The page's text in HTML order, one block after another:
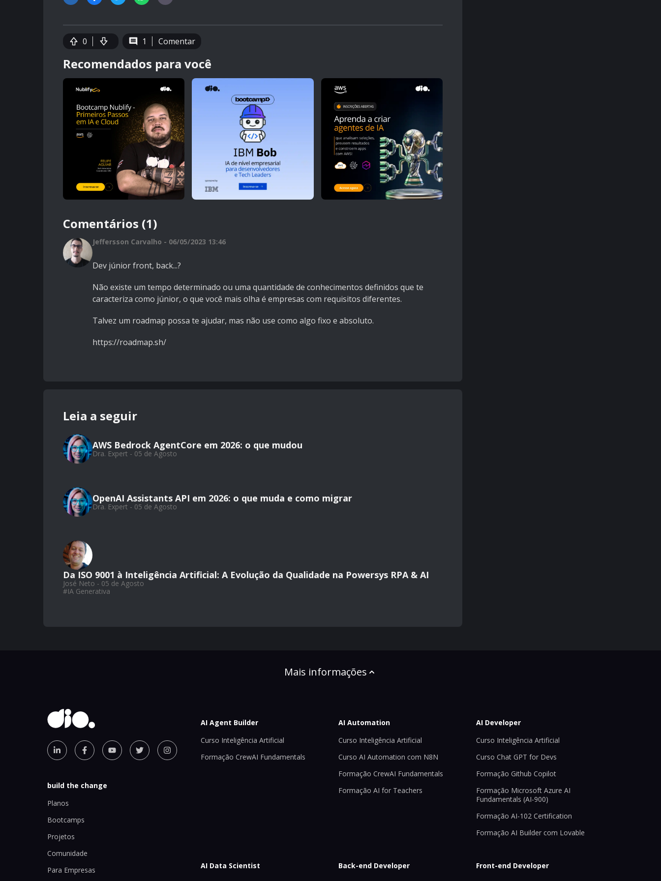
0 1 Comentar
Recomendados para você
Comentários (1)
Jeffersson Carvalho - 06/05/2023 13:46
Dev júnior front, back...?
Não existe um tempo determinado ou uma quantidade de conhecimentos definidos que te
caracteriza como júnior, o que você mais olha é empresas com requisitos diferentes.
Talvez um roadmap possa te ajudar, mas não use como algo fixo e absoluto.
https://roadmap.sh/
Leia a seguir
AWS Bedrock AgentCore em 2026: o que mudou
Dra. Expert - 05 de Agosto
OpenAI Assistants API em 2026: o que muda e como migrar
Dra. Expert - 05 de Agosto
Da ISO 9001 à Inteligência Artificial: A Evolução da Qualidade na Powersys RPA & AI
José Neto - 05 de Agosto
#IA Generativa
Mais informações
build the change
Planos
Bootcamps
Projetos
Comunidade
Para Empresas
AI Agent Builder
Curso Inteligência Artificial
Formação CrewAI Fundamentals
AI Automation
Curso Inteligência Artificial
Curso AI Automation com N8N
Formação CrewAI Fundamentals
Formação AI for Teachers
AI Developer
Curso Inteligência Artificial
Curso Chat GPT for Devs
Formação Github Copilot
Formação Microsoft Azure AI
Fundamentals (AI-900)
Formação AI-102 Certification
Formação AI Builder com Lovable
AI Data Scientist
Back-end Developer
Front-end Developer